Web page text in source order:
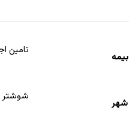
بیمه
تامین
شهر
شوشتر